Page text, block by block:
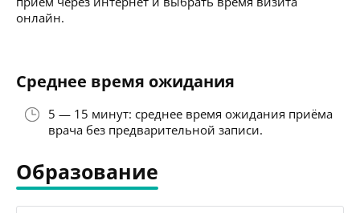
онлайн.
Среднее время ожидания
5 — 15 минут: среднее время ожидания приёма
врача без предварительной записи.
Образование